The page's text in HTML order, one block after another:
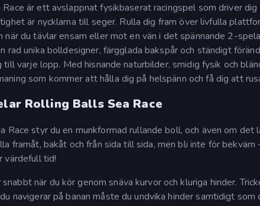
är ett avslappnat fysikbaserat racingspel som driver
är nycklarna till seger. Rulla dig fram över livfulla
du tävlar ensam eller mot en vän i det spännande 2-
rad unika bolldesigner, färgglada bakspår och ständigt
till varje lopp. Med hisnande naturbilder, smidig fysik och
som kommer att hålla dig på helspänn och få dig att
Rolling Balls Sea Race
Race styr du en munkformad rullande boll, och även om
framåt, bakåt och från sida till sida, men bli inte för
värdefull tid!
när du kör genom snäva kurvor och kluriga hinder.
navigerar på banan måste du undvika hinder samtidigt